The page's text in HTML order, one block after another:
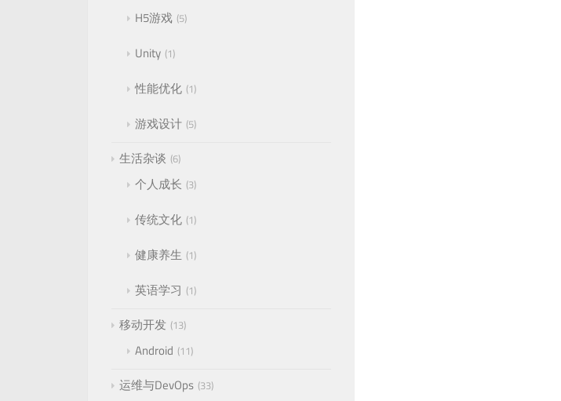
H5游戏 5
Unity 1
性能优化 1
游戏设计 5
生活杂谈 6
个人成长 3
传统文化 1
健康养生 1
英语学习 1
移动开发 13
Android 11
运维与DevOps 33